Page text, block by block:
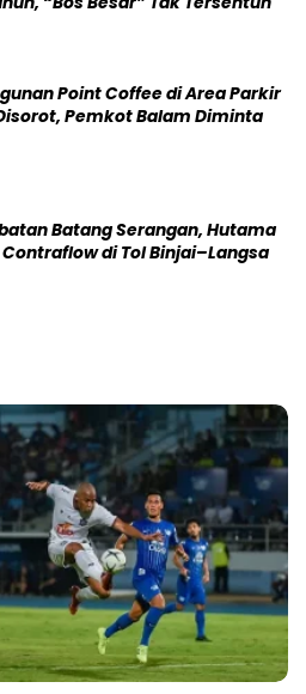
Point Coffee di Area Parkir
Pemkot Balam Diminta
Batang Serangan, Hutama
di Tol Binjai–Langsa